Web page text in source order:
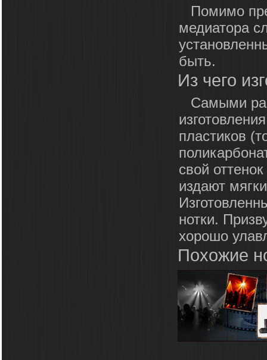
Помимо
медиатора
быть.
Из чего
Самыми
пластиков
свой
издают
нотки.
хорошо
Похожие